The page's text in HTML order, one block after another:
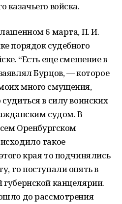
казачьего войска.
6 марта, П. И.
порядок су­дебного
“Есть еще смешение в
Бурцов, — которое
много смущения,
в силу воинских
судом. В
Оренбургском
такое
края то подчинялись
то поступали опять в
губернской канцелярии.
до рассмотрения